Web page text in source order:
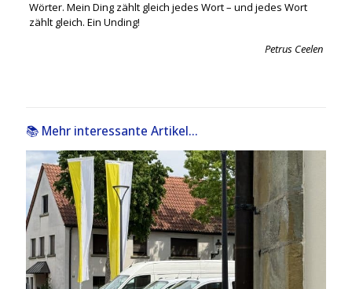
Wörter. Mein Ding zählt gleich jedes Wort – und jedes Wort
zählt gleich. Ein Unding!
Petrus Ceelen
📚 Mehr interessante Artikel...